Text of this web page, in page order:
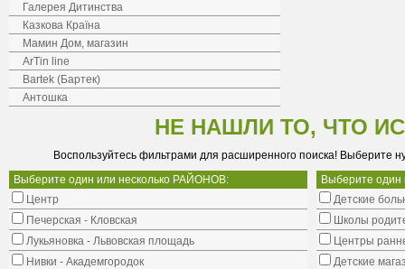
Галерея Дитинства
Казкова Країна
Мамин Дом, магазин
ArTin linе
Bartek (Бартек)
Антошка
НЕ НАШЛИ ТО, ЧТО
Воспользуйтесь фильтрами для расширенного поиска! Выберите
Выберите один или несколько РАЙОНОВ:
Центр
Печерская - Кловская
Лукьяновка - Львовская площадь
Нивки - Академгородок
Выберите
Детские
Школы
Центры
Детские